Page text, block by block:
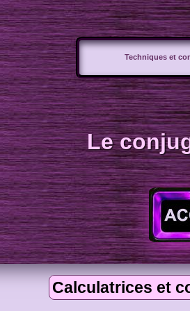
Techniques et
Le
Calculatrices et